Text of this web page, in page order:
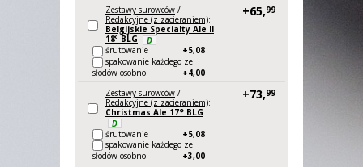
Zestawy surowców /
Redakcyjne (z zacieraniem):
Belgijskie Specialty Ale II
18º BLG
D
+65,99
śrutowanie +5,08
spakowanie każdego ze
słodów osobno
+4,00
Zestawy surowców /
Redakcyjne (z zacieraniem):
Christmas Ale 17° BLG
D
+73,99
śrutowanie +5,08
spakowanie każdego ze
słodów osobno
+3,00